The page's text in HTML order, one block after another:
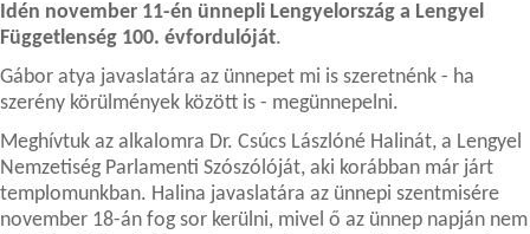
Idén november 11-én ünnepli Lengyelország a Lengyel
Függetlenség 100. évfordulóját.
Gábor atya javaslatára az ünnepet mi is szeretnénk - ha
szerény körülmények között is - megünnepelni.
Meghívtuk az alkalomra Dr. Csúcs Lászlóné Halinát, a Lengyel
Nemzetiség Parlamenti Szószólóját, aki korábban már járt
templomunkban. Halina javaslatára az ünnepi szentmisére
november 18-án fog sor kerülni, mivel ő az ünnep napján nem